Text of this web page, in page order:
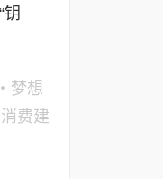
梦想
费建